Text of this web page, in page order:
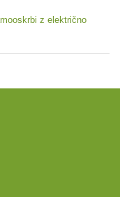
z električno